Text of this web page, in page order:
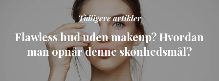
Tidligere artikler
Flawless hud uden makeup? Hvordan
man opnår denne skønhedsmål?